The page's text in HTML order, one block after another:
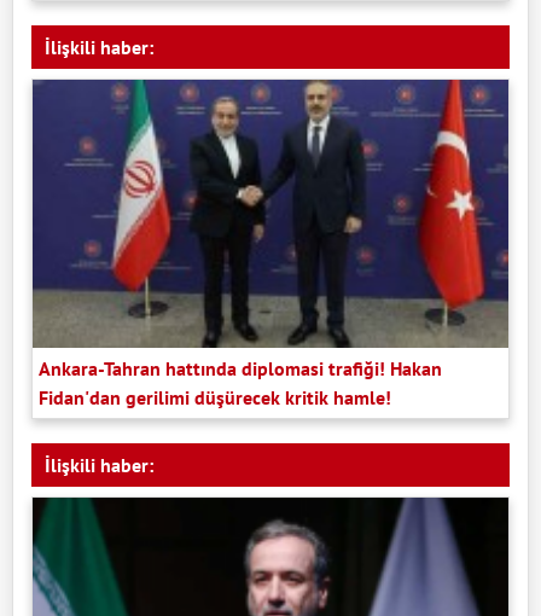
İlişkili haber:
Ankara-Tahran hattında diplomasi trafiği! Hakan
Fidan'dan gerilimi düşürecek kritik hamle!
İlişkili haber: